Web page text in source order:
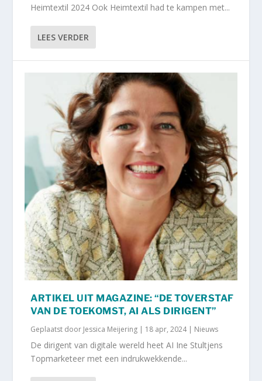
Heimtextil 2024 Ook Heimtextil had te kampen met...
LEES VERDER
ARTIKEL UIT MAGAZINE: “DE TOVERSTAF
VAN DE TOEKOMST, AI ALS DIRIGENT”
Geplaatst door Jessica Meijering | 18 apr, 2024| Nieuws
De dirigent van digitale wereld heet AI Ine Stultjens
Topmarketeer met een indrukwekkende...